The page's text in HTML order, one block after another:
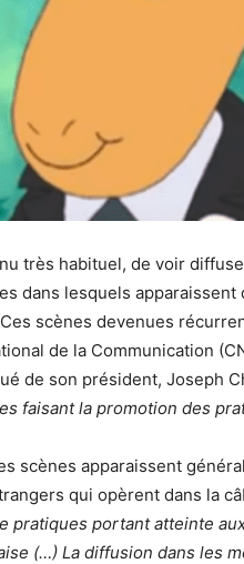
très habituel, de voir
dans lesquels
scènes devenues
de la Communication
de son président, Joseph
faisant la promotion des
scènes apparaissent
qui opèrent dans la
pratiques portant atteinte
(…) La diffusion dans les